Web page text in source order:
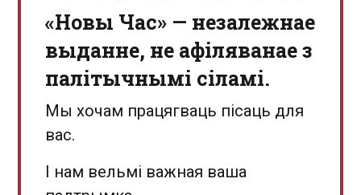
«Новы Час» — незалежнае
выданне, не афіляванае з
палітычнымі сіламі.
Мы хочам працягваць пісаць для
вас.
І нам вельмі важная ваша